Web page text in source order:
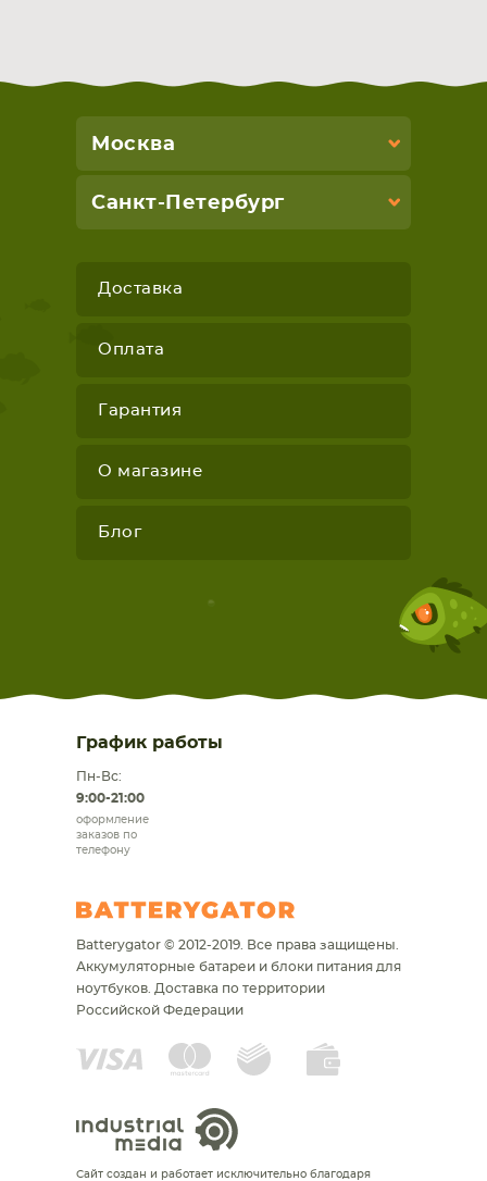
Москва
Санкт-Петербург
Доставка
Оплата
Гарантия
О магазине
Блог
График работы
Пн-Вс:
9:00-21:00
оформление
заказов по
телефону
Batterygator © 2012-2019. Все права защищены.
Аккумуляторные батареи и блоки питания для
ноутбуков. Доставка по территории
Российской Федерации
Сайт создан и работает исключительно благодаря